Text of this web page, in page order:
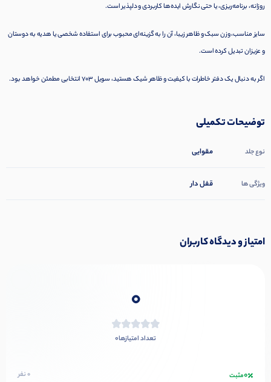
روزانه، برنامه‌ریزی، یا حتی نگارش ایده‌ها کاربردی و دلپذیر است.
سایز مناسب، وزن سبک و ظاهر زیبا، آن را به گزینه‌ای محبوب برای استفاده شخصی یا هدیه به دوستان
و عزیزان تبدیل کرده است.
اگر به دنبال یک دفتر خاطرات با کیفیت و ظاهر شیک هستید، سویل 703 انتخابی مطمئن خواهد بود.
توضیحات تکمیلی
نوع جلد مقوایی
ویژگی ها قفل دار
امتیاز و دیدگاه کاربران
0
تعداد امتیازها0
0مثبت 0 نفر